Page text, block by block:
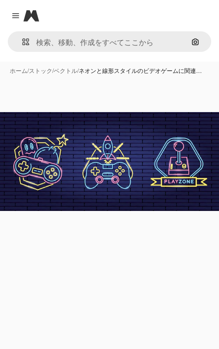
Close menu
Magnific
画像で
ホーム/ストック/ベクトル/ネオンと線形スタイルのビデオゲームに関連…